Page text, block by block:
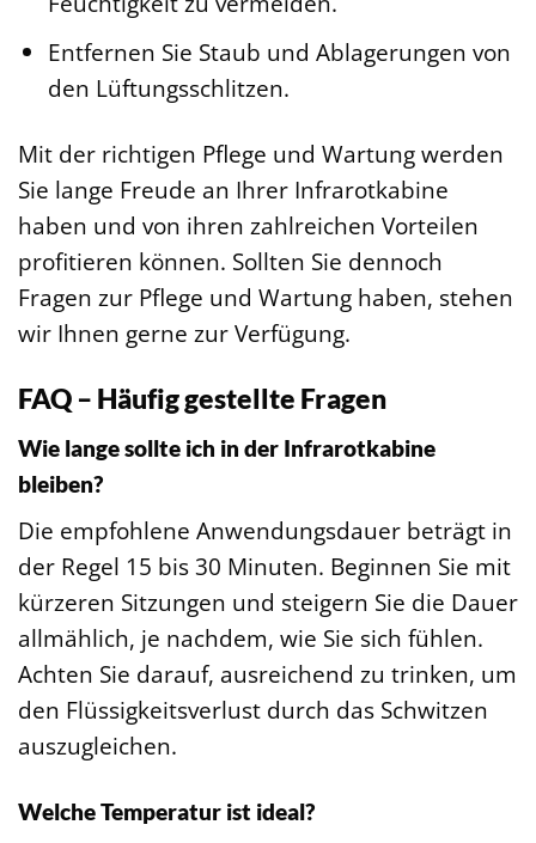
Entfernen Sie Staub und Ablagerungen von
den Lüftungsschlitzen.
Mit der richtigen Pflege und Wartung werden
Sie lange Freude an Ihrer Infrarotkabine
haben und von ihren zahlreichen Vorteilen
profitieren können. Sollten Sie dennoch
Fragen zur Pflege und Wartung haben, stehen
wir Ihnen gerne zur Verfügung.
FAQ – Häufig gestellte Fragen
Wie lange sollte ich in der Infrarotkabine
bleiben?
Die empfohlene Anwendungsdauer beträgt in
der Regel 15 bis 30 Minuten. Beginnen Sie mit
kürzeren Sitzungen und steigern Sie die Dauer
allmählich, je nachdem, wie Sie sich fühlen.
Achten Sie darauf, ausreichend zu trinken, um
den Flüssigkeitsverlust durch das Schwitzen
auszugleichen.
Welche Temperatur ist ideal?